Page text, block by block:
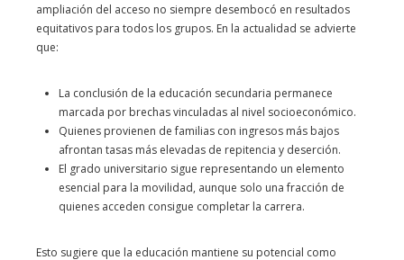
ampliación del acceso no siempre desembocó en resultados
equitativos para todos los grupos. En la actualidad se advierte
que:
La conclusión de la educación secundaria permanece
marcada por brechas vinculadas al nivel socioeconómico.
Quienes provienen de familias con ingresos más bajos
afrontan tasas más elevadas de repitencia y deserción.
El grado universitario sigue representando un elemento
esencial para la movilidad, aunque solo una fracción de
quienes acceden consigue completar la carrera.
Esto sugiere que la educación mantiene su potencial como